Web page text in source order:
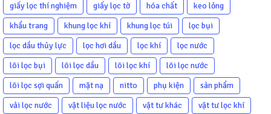
giấy lọc thí nghiệm
giấy lọc tờ hóa chất
keo lỏng
khẩu trang
khung lọc khí khung lọc túi
lọc bụi
lọc dầu thủy lực
lọc hơi dầu lọc khí
lọc nước
lõi lọc bụi
lõi lọc dầu lõi lọc khí
lõi lọc nước
lõi lọc sợi quấn
mặt nạ nitto phụ kiện
sản phẩm
vải lọc nước
vật liệu lọc nước vật tư khác
vật tư lọc khí